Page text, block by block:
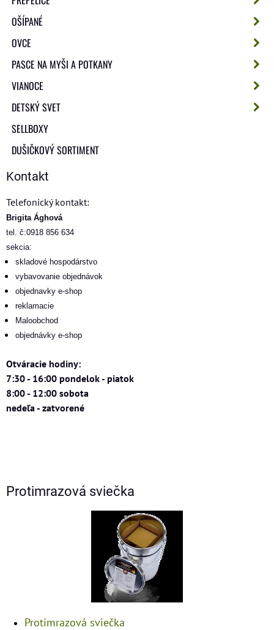
OŠÍPANÉ
OVCE
PASCE NA MYŠI A POTKANY
VIANOCE
DETSKÝ SVET
SELLBOXY
DUŠIČKOVÝ SORTIMENT
Kontakt
Telefonický kontakt:
Brigita Ághová
tel. č:0918 856 634
sekcia:
skladové hospodárstvo
vybavovanie objednávok
objednavky e-shop
reklamacie
Maloobchod
objednávky e-shop
Otváracie hodiny:
7:30 - 16:00 pondelok - piatok
8:00 - 12:00 sobota
nedeľa - zatvorené
Protimrazová sviečka
Protimrazová sviečka